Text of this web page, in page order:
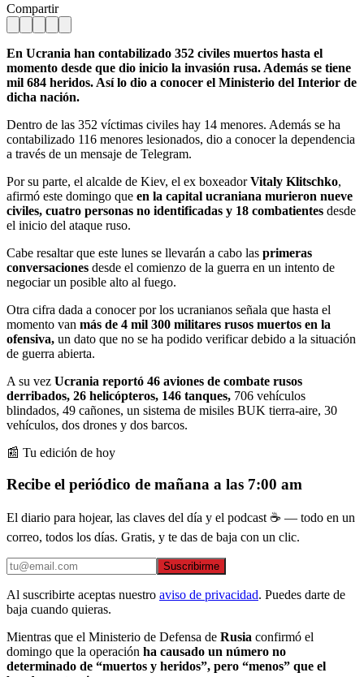
Compartir
En Ucrania han contabilizado 352 civiles muertos hasta el
momento desde que dio inicio la invasión rusa. Además se tiene
mil 684 heridos. Así lo dio a conocer el Ministerio del Interior de
dicha nación.
Dentro de las 352 víctimas civiles hay 14 menores. Además se ha
contabilizado 116 menores lesionados, dio a conocer la dependencia
a través de un mensaje de Telegram.
Por su parte, el alcalde de Kiev, el ex boxeadorVitaly Klitschko,
afirmó este domingo que en la capital ucraniana murieron nueve
civiles, cuatro personas no identificadas y 18 combatientes desde
el inicio del ataque ruso.
Cabe resaltar que este lunes se llevarán a cabo las primeras
conversaciones desde el comienzo de la guerra en un intento de
negociar un posible alto al fuego.
Otra cifra dada a conocer por los ucranianos señala que hasta el
momento van más de 4 mil 300 militares rusos muertos en la
ofensiva, un dato que no se ha podido verificar debido a la situación
de guerra abierta.
A su vez Ucrania reportó 46 aviones de combate rusos
derribados, 26 helicópteros, 146 tanques, 706 vehículos
blindados, 49 cañones, un sistema de misiles BUK tierra-aire, 30
vehículos, dos drones y dos barcos.
📰 Tu edición de hoy
Recibe el periódico de mañana a las 7:00 am
El diario para hojear, las claves del día y el podcast ☕ — todo en un
correo, todos los días. Gratis, y te das de baja con un clic.
Suscribirme
Al suscribirte aceptas nuestro aviso de privacidad. Puedes darte de
baja cuando quieras.
Mientras que el Ministerio de Defensa de Rusia confirmó el
domingo que la operación ha causado un número no
determinado de “muertos y heridos”, pero “menos” que el